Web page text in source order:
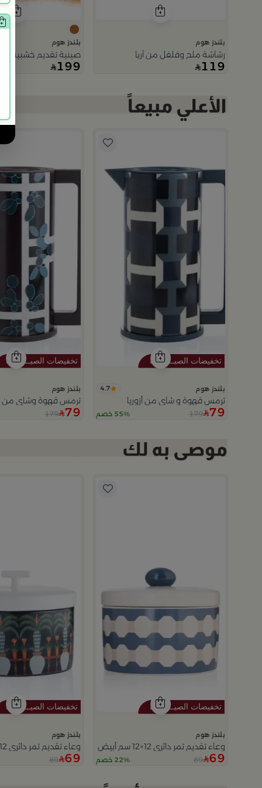
بلندز هوم
رشاشة ملح وفلفل من آريا
119
بلندز هوم
صينية تقديم خشبية
199
بلندز هوم 4.7
ترمس قهوة و شاي من أزوريا
79
179 55% خصم
بلندز هوم
ترمس قهوة وشاي من
79
179
بلندز هوم
وعاء تقديم تمر دائري 12×12 سم أبيض وأزرق من الخزف الحجري بغطاء من أزوريا
69
89 22% خصم
بلندز هوم
وعاء تقديم تمر دائري 12×12 سم متعدد الألوان من السيراميك مع غطاء من سيلورا
69
89